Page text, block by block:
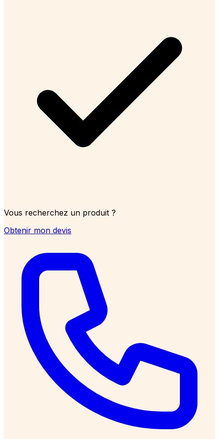
Vous recherchez un produit ?
Obtenir mon devis